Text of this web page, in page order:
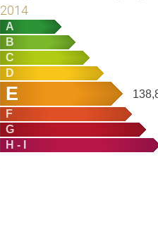
2014
A
B
C
D
E
F
G
H - I